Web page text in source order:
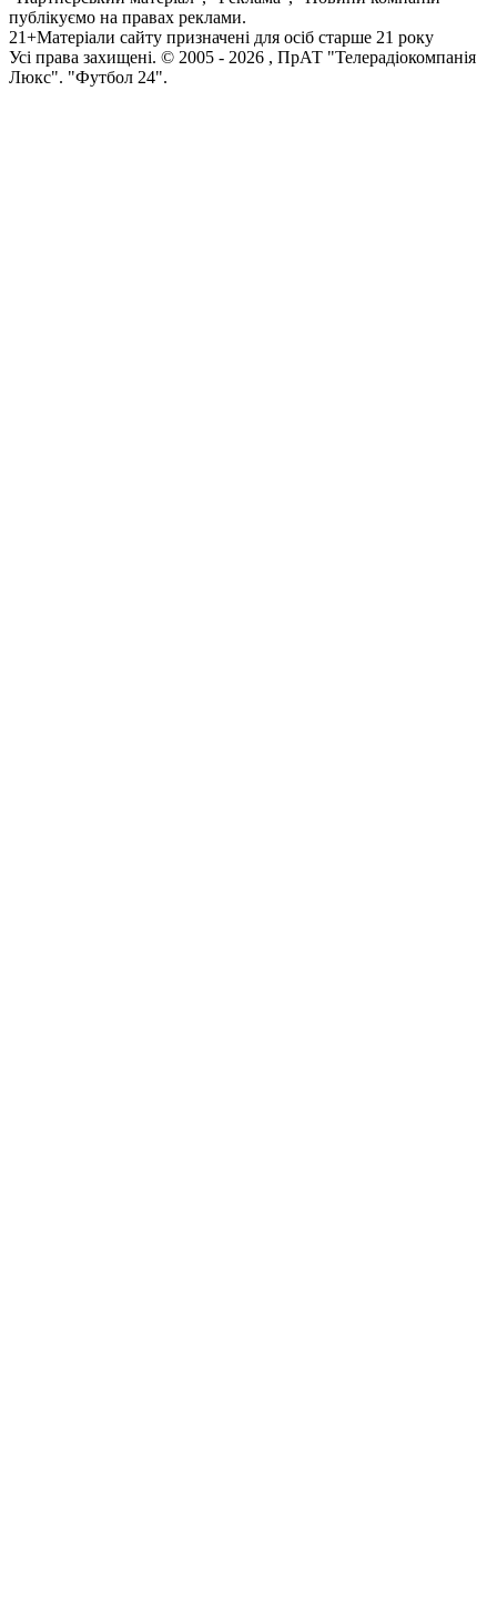
публікуємо на правах реклами.
21+Матеріали сайту призначені для осіб старше 21 року
Усi права захищенi. © 2005 - 2026 , ПрАТ "Телерадіокомпанія
Люкс". "Футбол 24".